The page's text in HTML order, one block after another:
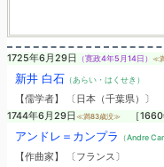
1725年6月29日 （寛政4年5月14日） ≪
新井 白石 （あらい・はくせき）
【儒学者】 〔日本（千葉県）〕
1744年6月29日 ≪満83歳没≫ ［1660
アンドレ＝カンプラ （Andre
【作曲家】 〔フランス〕